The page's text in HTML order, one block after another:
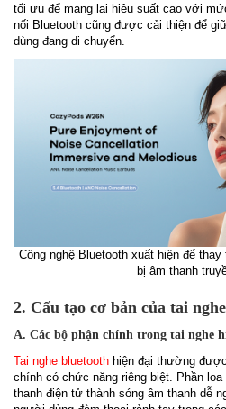
tối ưu để mang lại hiệu suất cao với
nối Bluetooth cũng được cải thiện để
dùng đang di chuyển.
Công nghệ Bluetooth xuất hiện để
bị âm thanh
2. Cấu tạo cơ bản của tai
A. Các bộ phận chính trong tai nghe
Tai nghe bluetooth hiện đại thường
chính có chức năng riêng biệt. Phần
thanh điện tử thành sóng âm thanh dễ